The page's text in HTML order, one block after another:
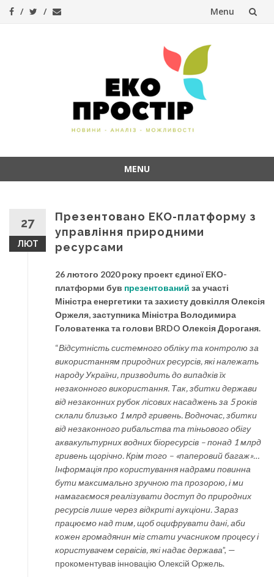
Menu
MENU
27
ЛЮТ
Презентовано ЕКО-платформу з
управління природними
ресурсами
26 лютого 2020 року проект єдиної ЕКО-
платформи був презентований за участі
Міністра енергетики та захисту довкілля Олексія
Оржеля, заступника Міністра Володимира
Головатенка та голови BRDO Олексія Дороганя.
“Відсутність системного обліку та контролю за
використанням природних ресурсів, які належать
народу України, призводить до випадків їх
незаконного використання. Так, збитки держави
від незаконних рубок лісових насаджень за 5 років
склали близько 1 млрд гривень. Водночас, збитки
від незаконного рибальства та тіньового обігу
аквакультурних водних біоресурсів – понад 1 млрд
гривень щорічно. Крім того – «паперовий багаж»…
Інформація про користування надрами повинна
бути максимально зручною та прозорою, і ми
намагаємося реалізувати доступ до природних
ресурсів лише через відкриті аукціони. Зараз
працюємо над тим, щоб оцифрувати дані, аби
кожен громадянин міг стати учасником процесу і
користувачем сервісів, які надає держава”, —
прокоментував інновацію Олексій Оржель.